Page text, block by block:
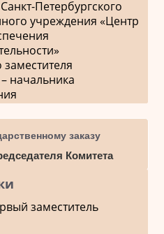
Петербургского
учреждения «Центр
заместителя
начальника
заказу
Комитета
заместитель